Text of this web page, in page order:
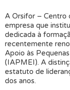
A Orsifor – Centro
empresa que
dedicada à
recentemente
Apoio às
(IAPMEI). A
estatuto de
dos anos.